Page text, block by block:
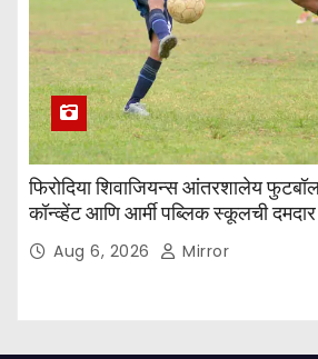
फिरोदिया शिवाजियन्स आंतरशालेय
कॉन्व्हेंट आणि आर्मी पब्लिक स्कूलची दमदार
Aug 6, 2026 Mirror